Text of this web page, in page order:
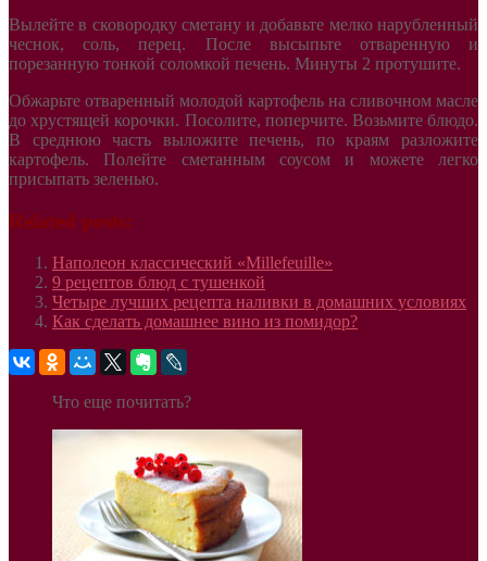
Вылейте в сковородку сметану и добавьте мелко нарубленный
чеснок, соль, перец. После высыпьте отваренную и
порезанную тонкой соломкой печень. Минуты 2 протушите.
Обжарьте отваренный молодой картофель на сливочном масле
до хрустящей корочки. Посолите, поперчите. Возьмите блюдо.
В среднюю часть выложите печень, по краям разложите
картофель. Полейте сметанным соусом и можете легко
присыпать зеленью.
Related posts:
Наполеон классический «Millefeuille»
9 рецептов блюд с тушенкой
Четыре лучших рецепта наливки в домашних условиях
Как сделать домашнее вино из помидор?
Что еще почитать?